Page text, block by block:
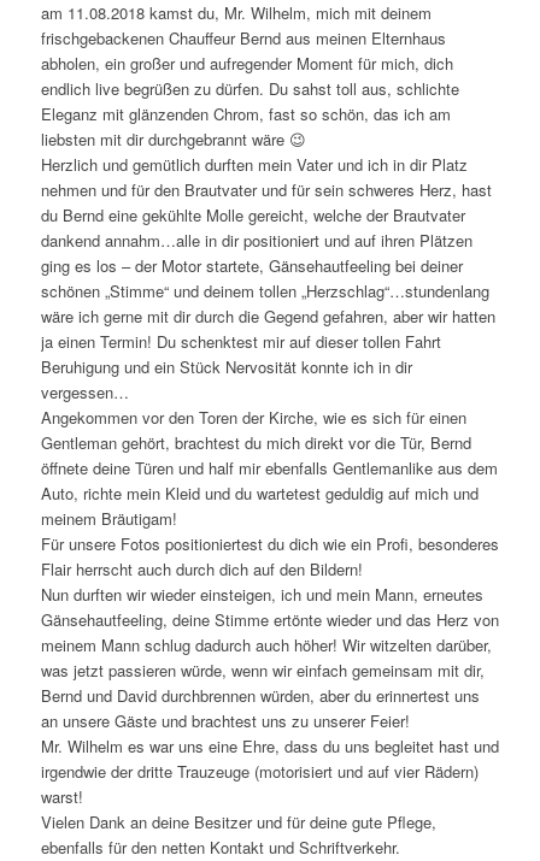
am 11.08.2018 kamst du, Mr. Wilhelm, mich mit deinem
frischgebackenen Chauffeur Bernd aus meinen Elternhaus
abholen, ein großer und aufregender Moment für mich, dich
endlich live begrüßen zu dürfen. Du sahst toll aus, schlichte
Eleganz mit glänzenden Chrom, fast so schön, das ich am
liebsten mit dir durchgebrannt wäre 😉
Herzlich und gemütlich durften mein Vater und ich in dir Platz
nehmen und für den Brautvater und für sein schweres Herz, hast
du Bernd eine gekühlte Molle gereicht, welche der Brautvater
dankend annahm…alle in dir positioniert und auf ihren Plätzen
ging es los – der Motor startete, Gänsehautfeeling bei deiner
schönen „Stimme“ und deinem tollen „Herzschlag“…stundenlang
wäre ich gerne mit dir durch die Gegend gefahren, aber wir hatten
ja einen Termin! Du schenktest mir auf dieser tollen Fahrt
Beruhigung und ein Stück Nervosität konnte ich in dir
vergessen…
Angekommen vor den Toren der Kirche, wie es sich für einen
Gentleman gehört, brachtest du mich direkt vor die Tür, Bernd
öffnete deine Türen und half mir ebenfalls Gentlemanlike aus dem
Auto, richte mein Kleid und du wartetest geduldig auf mich und
meinem Bräutigam!
Für unsere Fotos positioniertest du dich wie ein Profi, besonderes
Flair herrscht auch durch dich auf den Bildern!
Nun durften wir wieder einsteigen, ich und mein Mann, erneutes
Gänsehautfeeling, deine Stimme ertönte wieder und das Herz von
meinem Mann schlug dadurch auch höher! Wir witzelten darüber,
was jetzt passieren würde, wenn wir einfach gemeinsam mit dir,
Bernd und David durchbrennen würden, aber du erinnertest uns
an unsere Gäste und brachtest uns zu unserer Feier!
Mr. Wilhelm es war uns eine Ehre, dass du uns begleitet hast und
irgendwie der dritte Trauzeuge (motorisiert und auf vier Rädern)
warst!
Vielen Dank an deine Besitzer und für deine gute Pflege,
ebenfalls für den netten Kontakt und Schriftverkehr.